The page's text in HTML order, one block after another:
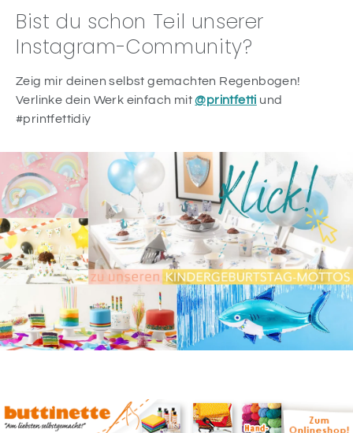
Bist du schon Teil unserer
Instagram-Community?
Zeig mir deinen selbst gemachten Regenbogen!
Verlinke dein Werk einfach mit @printfetti und
#printfettidiy